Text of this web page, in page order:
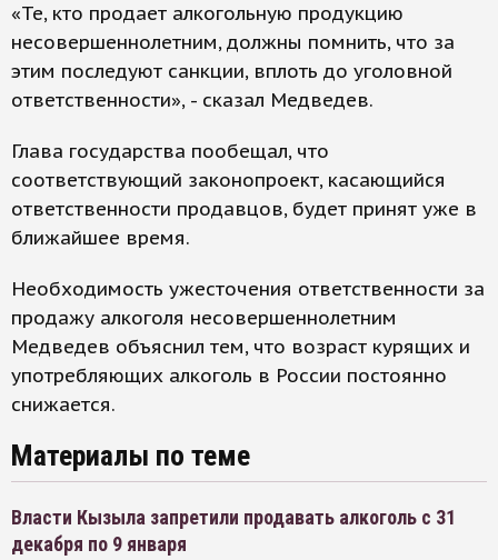
«Те, кто продает алкогольную продукцию
несовершеннолетним, должны помнить, что за
этим последуют санкции, вплоть до уголовной
ответственности», - сказал Медведев.
Глава государства пообещал, что
соответствующий законопроект, касающийся
ответственности продавцов, будет принят уже в
ближайшее время.
Необходимость ужесточения ответственности за
продажу алкоголя несовершеннолетним
Медведев объяснил тем, что возраст курящих и
употребляющих алкоголь в России постоянно
снижается.
Материалы по теме
Власти Кызыла запретили продавать алкоголь с 31
декабря по 9 января